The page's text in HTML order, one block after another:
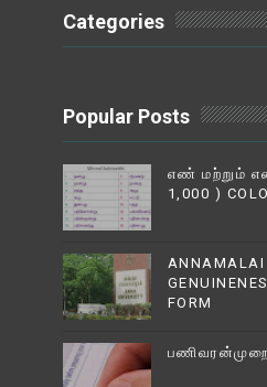
Categories
Popular Posts
எண் மற்றும்
1,000 )
ANNAMALAI
FORM
பணிவரன்முறை